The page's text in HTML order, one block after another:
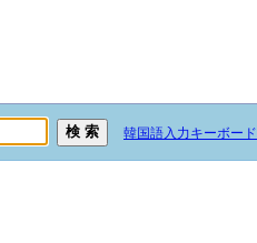
韓国語入力キーボード